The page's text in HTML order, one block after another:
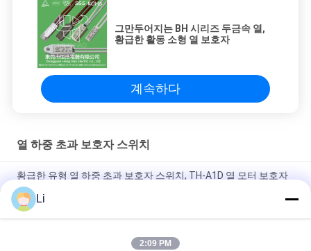
그만두어지는 BH 시리즈 두금속 열,
황급한 활동 소형 열 보호자
계속하다
열 하중 초과 보호자 스위치
황급한 유형 열 하중 초과 보호자 스위치, TH-A1D 열 모터 보호자
플라스틱 상자 점화 장치를 위한 단열 보호 스위치 일반적으로 열
려있는 유형
높은 과민한 열 하중 초과 보호자 스위치 재시동할 수 있는 열 신관
Li
2:09 PM